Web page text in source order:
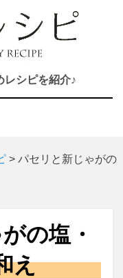
シピを紹介♪
> パセリと新じゃがの
の塩・
え